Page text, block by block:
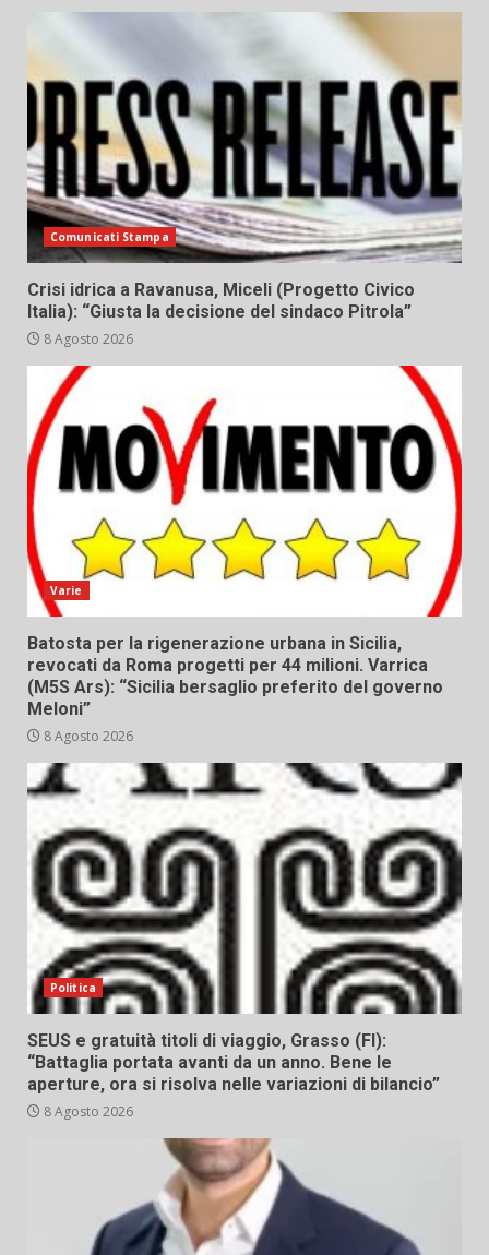
Comunicati Stampa
Crisi idrica a Ravanusa, Miceli (Progetto Civico
Italia): “Giusta la decisione del sindaco Pitrola”
8 Agosto 2026
Varie
Batosta per la rigenerazione urbana in Sicilia,
revocati da Roma progetti per 44 milioni. Varrica
(M5S Ars): “Sicilia bersaglio preferito del governo
Meloni”
8 Agosto 2026
Politica
SEUS e gratuità titoli di viaggio, Grasso (FI):
“Battaglia portata avanti da un anno. Bene le
aperture, ora si risolva nelle variazioni di bilancio”
8 Agosto 2026